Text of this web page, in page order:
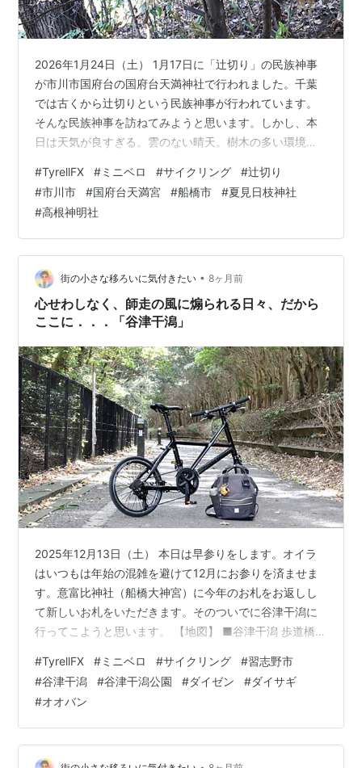
2026年1月24日（土） 1月17日に「辻切り」の民族神事
が市川市国府台の国府台天満神社で行われました。千葉
では古くから辻切りという民族神事が行われています。
そんな民族神事を訪ねてみようと思います。しかし、本
日は天気が良すぎる。雲のない晴天。樹木の多い環境で
【地図】 ●国府台天満宮の四か所の辻切り 集落を「辻切
り」で囲って悪霊や悪疫（疫病）の侵入を防ぎます。 ■
国府台天満宮の辻切り 先週の1月17日にこの神社で「辻
切り」の神事が行われました。この神事は室町時代から
行われていると伝えられています。この神社で四体の藁
の大蛇が作成されて魂を込めら…
#TyrellFX #ミニベロ #サイクリング #辻切り
#市川市 #国府台天満宮 #船橋市 #夏見日枝神社
#高根神明社
街の小さな移ろいに気付きたい • 8ヶ月前
心せわしなく、師走の風に煽られる日々、だから
ここに．．．「谷津干潟」
2025年12月13日（土） 本日は早参りをします。オイラ
はいつもは年始の混雑を避けて12月にお参りを済ませま
す。意富比神社（船橋大神宮）に今年のお札をお返しし
て新しいお札をいただきます。そのついでに谷津干潟に
行ってこようと思います。 【地図】 ■谷津干潟 歩道橋の
と、心の穢れを払い落としてくれそうです。向こうに見
えるビル群は津田沼でしょうか。 東京湾岸道路沿いに散
策道があります。そこには木々で覆われた場所がありま
す。真夏では日が陰って涼しい場所です。交通量の多い
道路沿いですがとても静かで心地よいです。 ■谷津干潟
#TyrellFX #ミニベロ #サイクリング #習志野市
#谷津干潟 #谷津干潟公園 #ダイゼン #ダイサギ
#オオバン